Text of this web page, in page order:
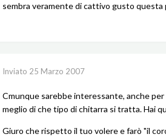
sembra veramente di cattivo gusto questa
Inviato 25 Marzo 2007
Cmunque sarebbe interessante, anche
meglio di che tipo di chitarra si tratta. Hai
Giuro che rispetto il tuo volere e farò "il